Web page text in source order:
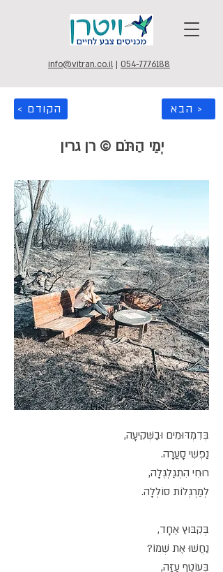
info@vitran.co.il | 054-7776188
< הקודם הבא >
יְמֵי הַתֹּם © רן גרין
בְּדִמְדּוּמִים וּבַשְּׁקִיעָה,
נַפְשִׁי סָעֲרָה.
רוּחִי הִתְגַּלְגְּלָה,
לְמַרְגְּלוֹת סוֹלְלָה.
בְּקִבּוּץ אֶחָד,
נַחֲשׁוּ אֶת שְׁמוֹ?
בְּעוֹטֵף עַזָּה,